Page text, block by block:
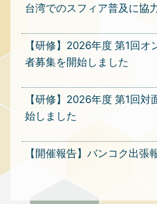
台湾でのスフィア普及に協
【研修】2026年度 第1回
者募集を開始しました
【研修】2026年度 第1回
始しました
【開催報告】バンコク出張